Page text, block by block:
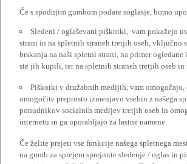
Če s spodnjim gumbom podate soglasje, bomo
Sledeni / oglaševani piškotki, vam pokažejo
strani in na spletnih straneh tretjih oseb, vključno
brskanja na naši spletni strani, na primer
ste jih kupili, ter na spletnih straneh tretjih oseb
Piškotki v družabnih medijih, vam omogočajo,
omogočite preprosto izmenjavo vsebin z našega
ponudnikov socialnih medijev tretjih oseb in
internetu in ga uporabljajo za lastne namene.
Če želite prejeti vse funkcije našega spletnega
na gumb za sprejem sprejmite sledenje / oglas